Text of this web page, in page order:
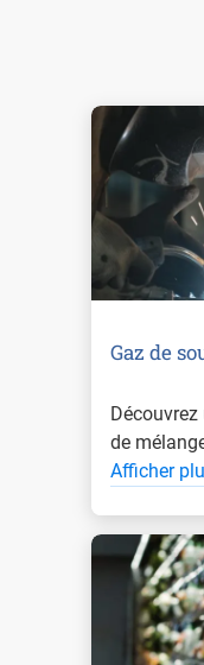
Gaz de
de
Afficher